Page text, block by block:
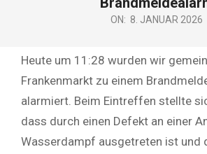
ON: 8. JANUAR 2026
Heute um 11:28 wurden wir
Frankenmarkt zu einem
alarmiert. Beim Eintreffen stellte
dass durch einen Defekt an einer
Wasserdampf ausgetreten ist und